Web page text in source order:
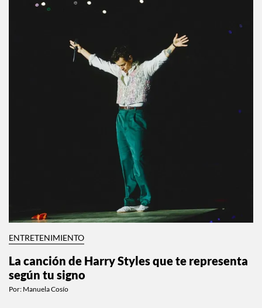
ENTRETENIMIENTO
La canción de Harry Styles que te representa
según tu signo
Por: Manuela Cosío